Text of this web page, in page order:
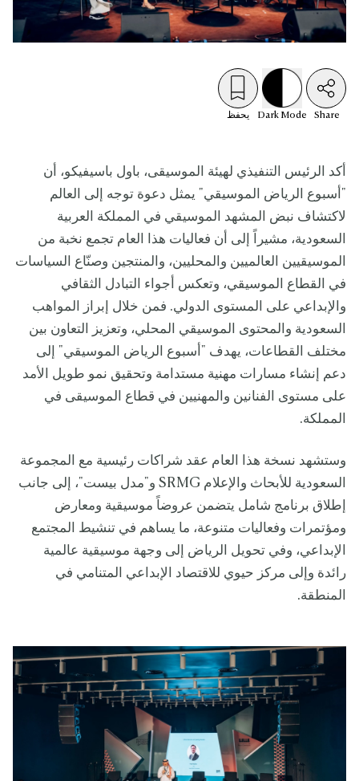
Share
Dark Mode يحفظ
أكد الرئيس التنفيذي لهيئة الموسيقى، باول باسيفيكو، أن
"أسبوع الرياض الموسيقي" يمثل دعوة توجه إلى العالم
لاكتشاف نبض المشهد الموسيقي في المملكة العربية
السعودية، مشيراً إلى أن فعاليات هذا العام تجمع نخبة من
الموسيقيين العالميين والمحليين، والمنتجين وصنّاع السياسات
في القطاع الموسيقي، وتعكس أجواء التبادل الثقافي
والإبداعي على المستوى الدولي. فمن خلال إبراز المواهب
السعودية والمحتوى الموسيقي المحلي، وتعزيز التعاون بين
مختلف القطاعات، يهدف "أسبوع الرياض الموسيقي" إلى
دعم إنشاء مسارات مهنية مستدامة وتحقيق نمو طويل الأمد
على مستوى الفنانين والمهنيين في قطاع الموسيقى في
المملكة.
وستشهد نسخة هذا العام عقد شراكات رئيسية مع المجموعة
السعودية للأبحاث والإعلام SRMG و"مدل بيست"، إلى جانب
إطلاق برنامج شامل يتضمن عروضاً موسيقية ومعارض
ومؤتمرات وفعاليات متنوعة، ما يساهم في تنشيط المجتمع
الإبداعي، وفي تحويل الرياض إلى وجهة موسيقية عالمية
رائدة وإلى مركز حيوي للاقتصاد الإبداعي المتنامي في
المنطقة.